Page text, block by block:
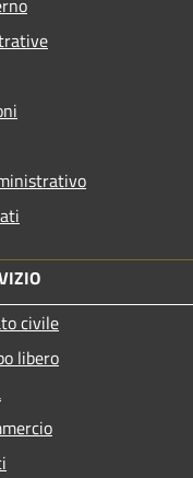
civile
libero